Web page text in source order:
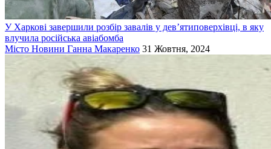
У Харкові завершили розбір завалів у дев’ятиповерхівці, в яку
влучила російська авіабомба
Місто Новини Ганна Макаренко 31 Жовтня, 2024